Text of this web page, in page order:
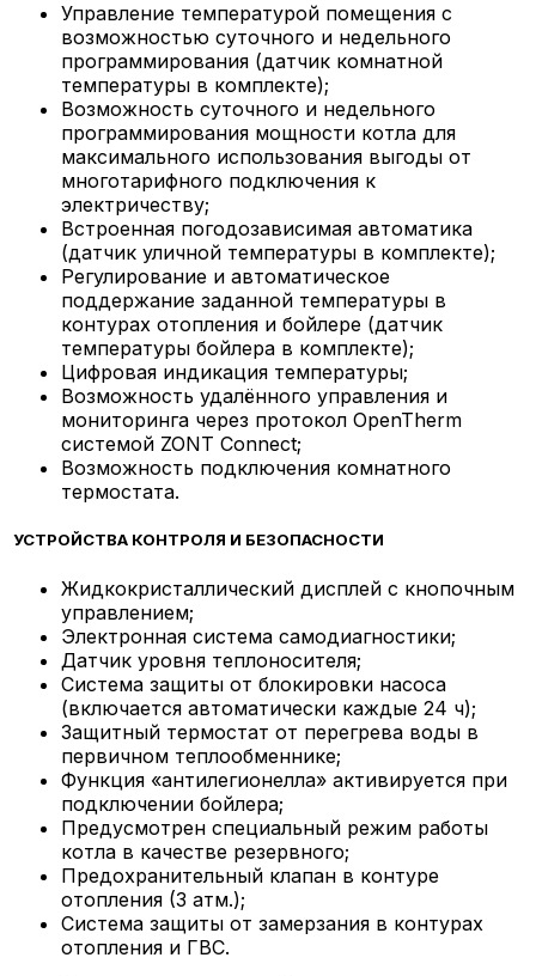
Управление температурой помещения с
возможностью суточного и недельного
программирования (датчик комнатной
температуры в комплекте);
Возможность суточного и недельного
программирования мощности котла для
максимального использования выгоды от
многотарифного подключения к
электричеству;
Встроенная погодозависимая автоматика
(датчик уличной температуры в комплекте);
Регулирование и автоматическое
поддержание заданной температуры в
контурах отопления и бойлере (датчик
температуры бойлера в комплекте);
Цифровая индикация температуры;
Возможность удалённого управления и
мониторинга через протокол OpenTherm
системой ZONT Connect;
Возможность подключения комнатного
термостата.
УСТРОЙСТВА КОНТРОЛЯ И БЕЗОПАСНОСТИ
Жидкокристаллический дисплей с кнопочным
управлением;
Электронная система самодиагностики;
Датчик уровня теплоносителя;
Система защиты от блокировки насоса
(включается автоматически каждые 24 ч);
Защитный термостат от перегрева воды в
первичном теплообменнике;
Функция «антилегионелла» активируется при
подключении бойлера;
Предусмотрен специальный режим работы
котла в качестве резервного;
Предохранительный клапан в контуре
отопления (3 атм.);
Система защиты от замерзания в контурах
отопления и ГВС.